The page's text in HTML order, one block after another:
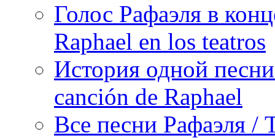
Голос Рафаэля в
Raphael en los teatros
История одной
canción de Raphael
Все песни Рафаэля /